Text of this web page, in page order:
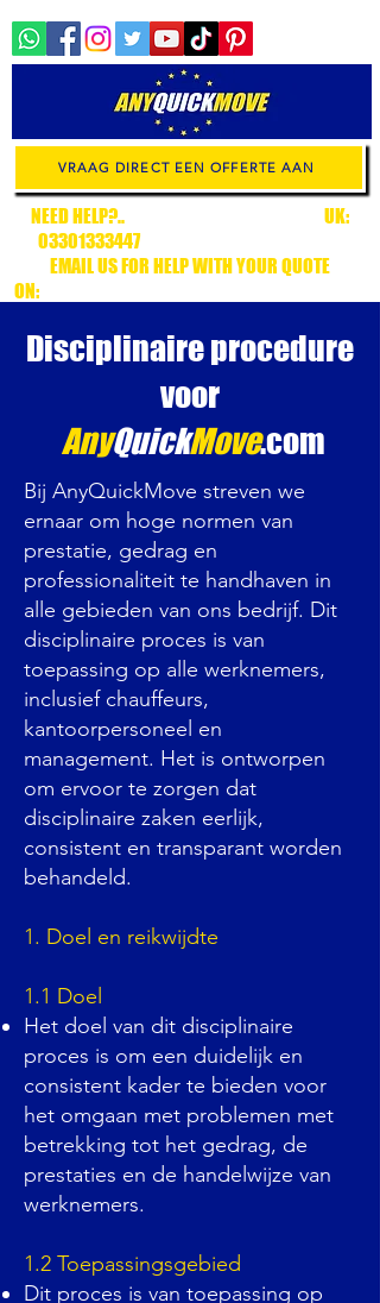
VRAAG DIRECT EEN OFFERTE AAN
NEED HELP?..
UK:
03301333447/ EUROPE:
EMAIL US FOR HELP WITH YOUR QUOTE
ON:
Disciplinaire procedure
voor
AnyQuickMove.com
Bij AnyQuickMove streven we
ernaar om hoge normen van
prestatie, gedrag en
professionaliteit te handhaven in
alle gebieden van ons bedrijf. Dit
disciplinaire proces is van
toepassing op alle werknemers,
inclusief chauffeurs,
kantoorpersoneel en
management. Het is ontworpen
om ervoor te zorgen dat
disciplinaire zaken eerlijk,
consistent en transparant worden
behandeld.
1. Doel en reikwijdte
1.1 Doel
Het doel van dit disciplinaire
proces is om een duidelijk en
consistent kader te bieden voor
het omgaan met problemen met
betrekking tot het gedrag, de
prestaties en de handelwijze van
werknemers.
1.2 Toepassingsgebied
Dit proces is van toepassing op